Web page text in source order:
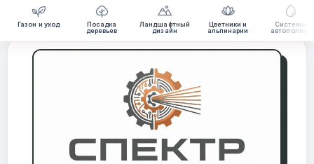
Перейти
Газон и уход
Посадка
деревьев
Ландшафтный
дизайн
Цветники и
альпинарии
Системы
автополива